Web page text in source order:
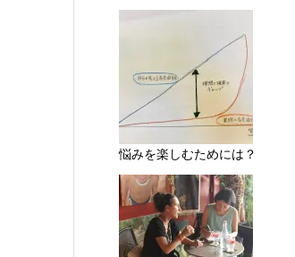
悩みを楽しむためには？